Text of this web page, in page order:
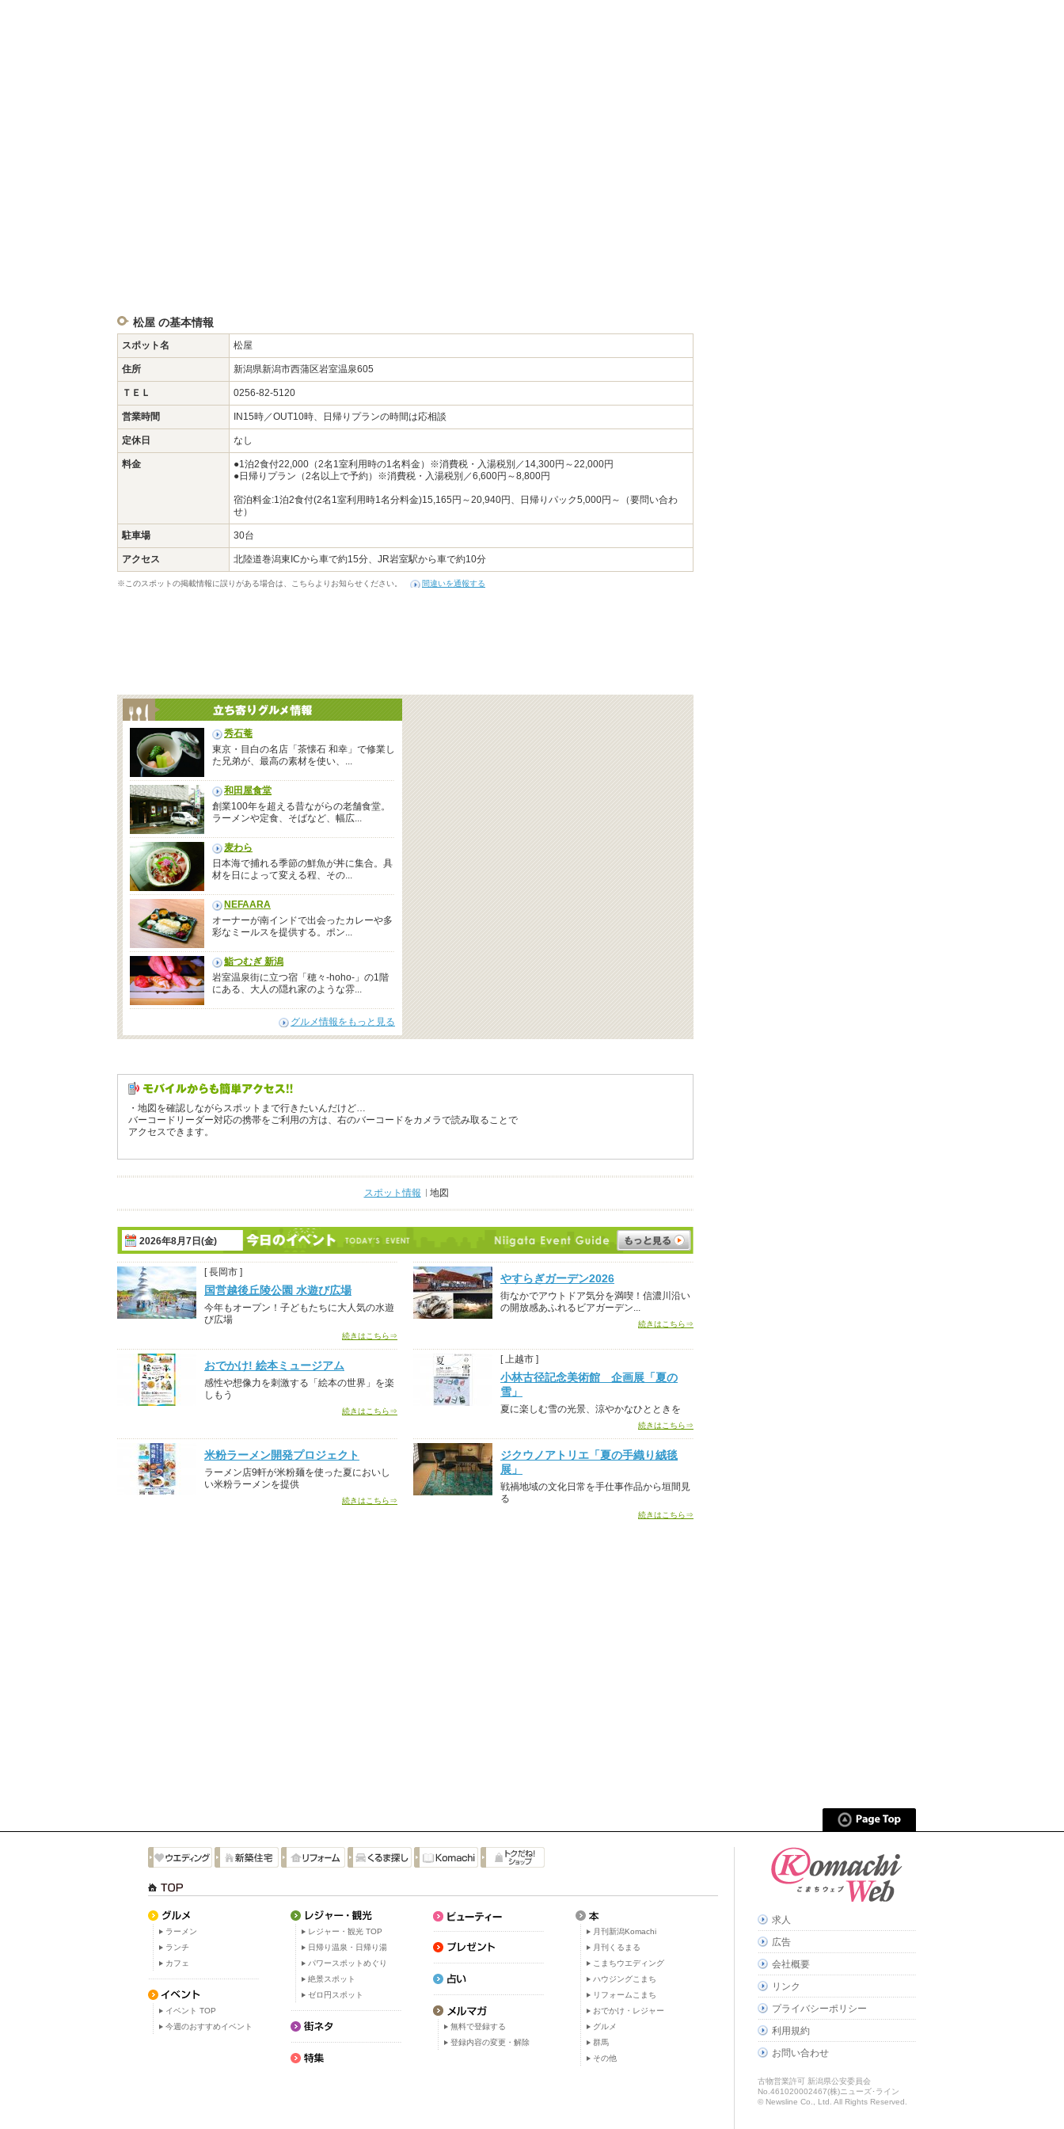
松屋 の基本情報
スポット名 松屋
住所 新潟県新潟市西蒲区岩室温泉605
ＴＥＬ 0256-82-5120
営業時間 IN15時／OUT10時、日帰りプランの時間は応相談
定休日 なし
料金
●1泊2食付22,000（2名1室利用時の1名料金）※消費税・入湯税別／14,300円～22,000円
●日帰りプラン（2名以上で予約）※消費税・入湯税別／6,600円～8,800円
宿泊料金:1泊2食付(2名1室利用時1名分料金)15,165円～20,940円、日帰りパック5,000円～（要問い合わ
せ）
駐車場 30台
アクセス 北陸道巻潟東ICから車で約15分、JR岩室駅から車で約10分
※このスポットの掲載情報に誤りがある場合は、こちらよりお知らせください。 間違いを通報する
秀石菴
東京・目白の名店「茶懐石 和幸」で修業し
た兄弟が、最高の素材を使い、...
和田屋食堂
創業100年を超える昔ながらの老舗食堂。
ラーメンや定食、そばなど、幅広...
麦わら
日本海で捕れる季節の鮮魚が丼に集合。具
材を日によって変える程、その...
NEFAARA
オーナーが南インドで出会ったカレーや多
彩なミールスを提供する。ポン...
鮨つむぎ 新潟
岩室温泉街に立つ宿「穂々-hoho-」の1階
にある、大人の隠れ家のような雰...
グルメ情報をもっと見る
・地図を確認しながらスポットまで行きたいんだけど…
バーコードリーダー対応の携帯をご利用の方は、右のバーコードをカメラで読み取ることで
アクセスできます。
スポット情報 地図
2026年8月7日(金)
[ 長岡市 ]
国営越後丘陵公園 水遊び広場
今年もオープン！子どもたちに大人気の水遊
び広場
続きはこちら⇒
やすらぎガーデン2026
街なかでアウトドア気分を満喫！信濃川沿い
の開放感あふれるビアガーデン...
続きはこちら⇒
おでかけ! 絵本ミュージアム
感性や想像力を刺激する「絵本の世界」を楽
しもう
続きはこちら⇒
[ 上越市 ]
小林古径記念美術館 企画展「夏の
雪」
夏に楽しむ雪の光景、涼やかなひとときを
続きはこちら⇒
米粉ラーメン開発プロジェクト
ラーメン店9軒が米粉麺を使った夏においし
い米粉ラーメンを提供
続きはこちら⇒
ジクウノアトリエ「夏の手織り絨毯
展」
戦禍地域の文化日常を手仕事作品から垣間見
る
続きはこちら⇒
ラーメン
ランチ
カフェ
イベント TOP
今週のおすすめイベント
レジャー・観光 TOP
日帰り温泉・日帰り湯
パワースポットめぐり
絶景スポット
ゼロ円スポット
無料で登録する
登録内容の変更・解除
月刊新潟Komachi
月刊くるまる
こまちウエディング
ハウジングこまち
リフォームこまち
おでかけ・レジャー
グルメ
群馬
その他
求人
広告
会社概要
リンク
プライバシーポリシー
利用規約
お問い合わせ
古物営業許可 新潟県公安委員会
No.461020002467(株)ニューズ･ライン
© Newsline Co., Ltd. All Rights Reserved.